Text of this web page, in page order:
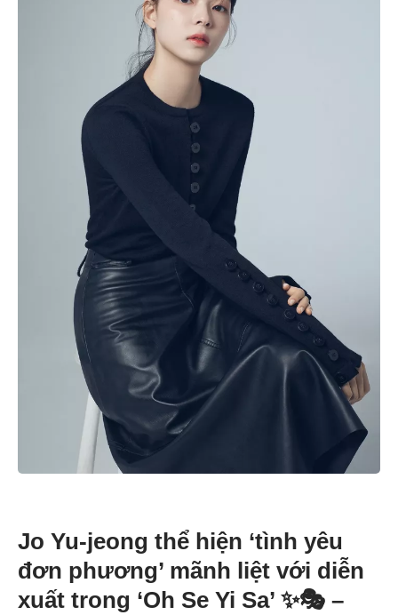
Jo Yu-jeong thể hiện ‘tình yêu
đơn phương’ mãnh liệt với diễn
xuất trong ‘Oh Se Yi Sa’ ✨🎭 –